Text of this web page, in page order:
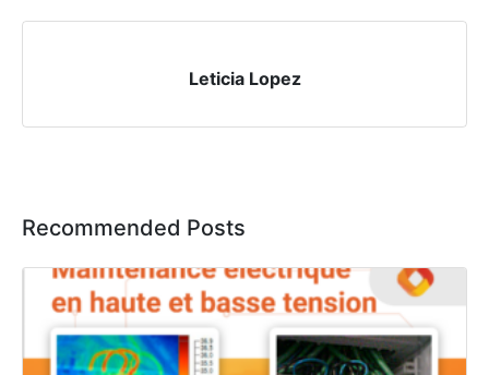
Leticia Lopez
Recommended Posts